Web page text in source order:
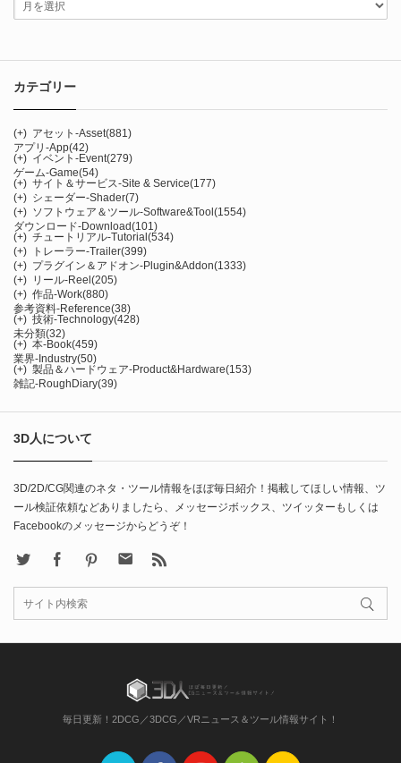
カテゴリー
(+) アセット-Asset(881)
アプリ-App(42)
(+) イベント-Event(279)
ゲーム-Game(54)
(+) サイト＆サービス-Site & Service(177)
(+) シェーダー-Shader(7)
(+) ソフトウェア＆ツール-Software&Tool (1554)
ダウンロード-Download(101)
(+) チュートリアル-Tutorial (534)
(+)
トレーラー-Trailer(399)
(+) プラグイン＆アドオン-Plugin&Addon(1333)
(+) リール-Reel (205)
(+) 作品-Work(880)
参考資料-Reference(38)
(+) 技術-Technology(428)
未分類(32)
(+) 本-Book(459)
業界-Industry(50)
(+) 製品＆ハードウェア-Product&Hardware(153)
雑記-RoughDiary(39)
3D人について
3D/2D/CG関連のネタ・ツール情報をほぼ毎日紹介！掲載してほしい情報、ツ
ール検証依頼などありましたら、メッセージボックス、ツイッターもしくは
Facebookのメッセージからどうぞ！
FacebookPinterest Contact
毎日更新！2DCG／3DCG／VRニュース＆ツール情報サイト！